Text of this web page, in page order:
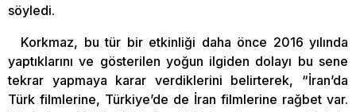
söyledi.
Korkmaz, bu tür bir etkinliği daha önce 2016 yılında
yaptıklarını ve gösterilen yoğun ilgiden dolayı bu sene
tekrar yapmaya karar verdiklerini belirterek, “İran’da
Türk filmlerine, Türkiye’de de İran filmlerine rağbet var.